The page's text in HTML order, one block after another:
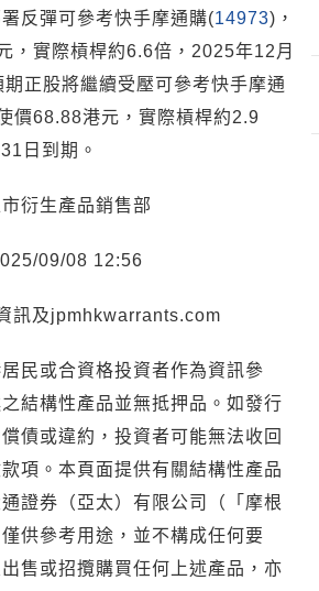
反彈可參考快手摩通購(14973)，
，實際槓桿約6.6倍，2025年12月
正股將繼續受壓可參考快手摩通
價68.88港元，實際槓桿約2.9
日到期。
衍生產品銷售部
09/08 12:56
訊及jpmhkwarrants.com
民或合資格投資者作為資訊參
結構性產品並無抵押品。如發行
債或違約，投資者可能無法收回
項。本頁面提供有關結構性產品
證券（亞太）有限公司（「摩根
供參考用途，並不構成任何要
售或招攬購買任何上述產品，亦